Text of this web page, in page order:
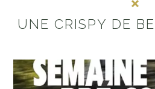
UNE CRISPY DE